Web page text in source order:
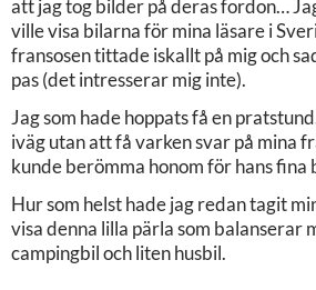
att jag tog bilder på deras fordon…
ville visa bilarna för mina läsare i
fransosen tittade iskallt på mig och
pas (det intresserar mig inte).
Jag som hade hoppats få en
iväg utan att få varken svar på mina
kunde berömma honom för hans fina
Hur som helst hade jag redan tagit
visa denna lilla pärla som balanserar
campingbil och liten husbil.